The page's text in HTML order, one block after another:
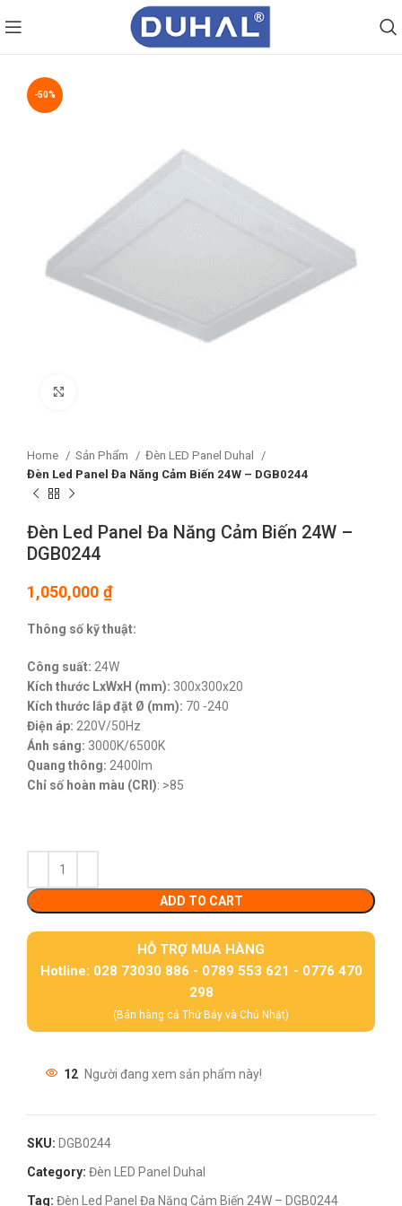
-50%
Home Sản Phẩm
Đèn LED Panel Duhal
Đèn Led Panel Đa Năng Cảm Biến 24W – DGB0244
Đèn Led Panel Đa Năng Cảm Biến 24W –
DGB0244
1,050,000 ₫
Thông số kỹ thuật:
Công suất: 24W
Kích thước LxWxH (mm): 300x300x20
Kích thước lắp đặt Ø (mm): 70 -240
Điện áp: 220V/50Hz
Ánh sáng: 3000K/6500K
Quang thông: 2400lm
Chỉ số hoàn màu (CRI): >85
ADD TO CART
HỖ TRỢ MUA HÀNG
Hotline: 028 73030 886 - 0789 553 621 - 0776 470
298
(Bán hàng cả Thứ Bảy và Chủ Nhật)
12 Người đang xem sản phẩm này!
SKU: DGB0244
Category: Đèn LED Panel Duhal
Tag: Đèn Led Panel Đa Năng Cảm Biến 24W – DGB0244